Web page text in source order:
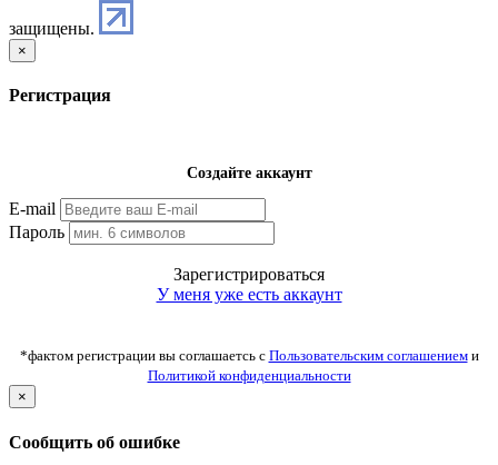
защищены.
×
Регистрация
Создайте аккаунт
E-mail
Пароль
Зарегистрироваться
У меня уже есть аккаунт
*фактом регистрации вы соглашаетсь с Пользовательским соглашениеми
Политикой конфиденциальности
×
Сообщить об ошибке